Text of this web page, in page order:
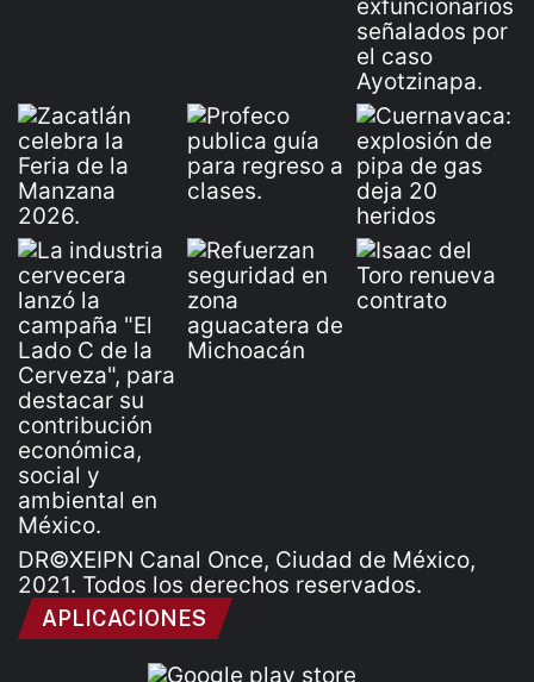
DR©XEIPN Canal Once, Ciudad de México,
2021. Todos los derechos reservados.
APLICACIONES